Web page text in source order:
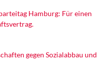
Hamburg: Für einen
gegen Sozialabbau und